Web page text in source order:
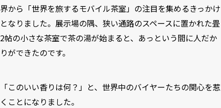
界から「世界を旅するモバイル茶室」の注目を集めるきっかけ
となりました。展示場の隅、狭い通路のスペースに置かれた畳
2帖の小さな茶室で茶の湯が始まると、あっという間に人だか
りができたのです。
「このいい香りは何？」と、世界中のバイヤーたちの関心を惹
くことになりました。